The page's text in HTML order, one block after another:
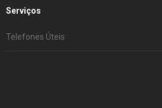
Serviços
Telefones Úteis